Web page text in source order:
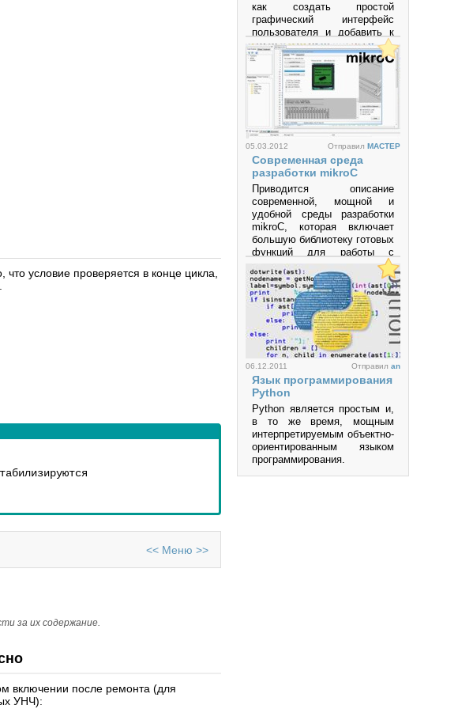
условие проверяется в конце цикла,
<< Меню >>
за их содержание.
включении после ремонта (для
УНЧ):
как создать простой
графический интерфейс
пользователя и добавить к
нему несложной
функциональности.
Просмотров: 64683
05.03.2012 Отправил MACTEP
Современная среда
разработки mikroC
Приводится описание
современной, мощной и
удобной среды разработки
mikroC, которая включает
большую библиотеку готовых
функций для работы с
разнообразными
интерфейсами и
устройствами и позволяет
быстро создавать
эффективные программы на
языке высокого уровня Си
для микроконтроллеров
семейств PIC, AVR, MCS-51
и др.
Просмотров: 219898
06.12.2011 Отправил an
Язык программирования
Python
Python является простым и,
в то же время, мощным
интерпретируемым объектно-
ориентированным языком
программирования.
Просмотров: 457159